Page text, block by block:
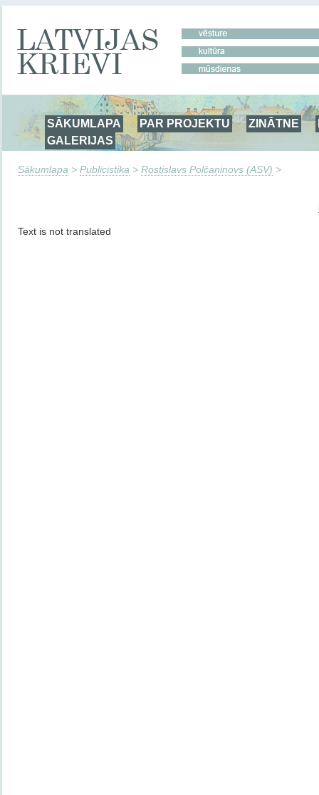
SĀKUMLAPA PAR PROJEKTU ZINĀTNE
GALERIJAS
Sākumlapa > Publicistika > Rostislavs Polčaņinovs (ASV) >
Text is not translated